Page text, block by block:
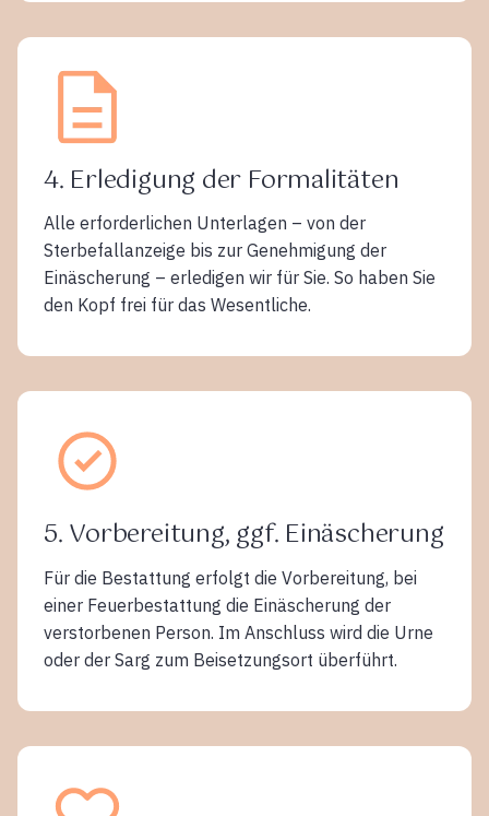
4. Erledigung der Formalitäten
Alle erforderlichen Unterlagen – von der
Sterbefallanzeige bis zur Genehmigung der
Einäscherung – erledigen wir für Sie. So haben Sie
den Kopf frei für das Wesentliche.
5. Vorbereitung, ggf. Einäscherung
Für die Bestattung erfolgt die Vorbereitung, bei
einer Feuerbestattung die Einäscherung der
verstorbenen Person. Im Anschluss wird die Urne
oder der Sarg zum Beisetzungsort überführt.